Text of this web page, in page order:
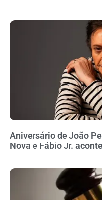
Aniversário de João
Nova e Fábio Jr.